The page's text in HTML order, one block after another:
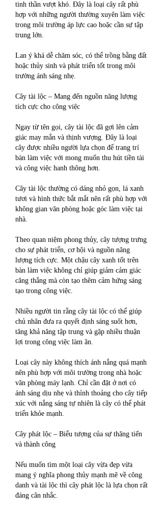
tinh thần vượt khó. Đây là loại cây rất phù
hợp với những người thường xuyên làm việc
trong môi trường áp lực cao hoặc cần sự tập
trung lớn.
Lan ý khá dễ chăm sóc, có thể trồng bằng đất
hoặc thủy sinh và phát triển tốt trong môi
trường ánh sáng nhẹ.
Cây tài lộc – Mang đến nguồn năng lượng
tích cực cho công việc
Ngay từ tên gọi, cây tài lộc đã gợi lên cảm
giác may mắn và thịnh vượng. Đây là loại
cây được nhiều người lựa chọn để trang trí
bàn làm việc với mong muốn thu hút tiền tài
và công việc hanh thông hơn.
Cây tài lộc thường có dáng nhỏ gọn, lá xanh
tươi và hình thức bắt mắt nên rất phù hợp với
không gian văn phòng hoặc góc làm việc tại
nhà.
Theo quan niệm phong thủy, cây tượng trưng
cho sự phát triển, cơ hội và nguồn năng
lượng tích cực. Một chậu cây xanh tốt trên
bàn làm việc không chỉ giúp giảm cảm giác
căng thẳng mà còn tạo thêm cảm hứng sáng
tạo trong công việc.
Nhiều người tin rằng cây tài lộc có thể giúp
chủ nhân đưa ra quyết định sáng suốt hơn,
tăng khả năng tập trung và gặp nhiều thuận
lợi trong công việc làm ăn.
Loại cây này không thích ánh nắng quá mạnh
nên phù hợp với môi trường trong nhà hoặc
văn phòng máy lạnh. Chỉ cần đặt ở nơi có
ánh sáng dịu nhẹ và thỉnh thoảng cho cây tiếp
xúc với nắng sáng tự nhiên là cây có thể phát
triển khỏe mạnh.
Cây phát lộc – Biểu tượng của sự thăng tiến
và thành công
Nếu muốn tìm một loại cây vừa đẹp vừa
mang ý nghĩa phong thủy mạnh mẽ về công
danh và tài lộc thì cây phát lộc là lựa chọn rất
đáng cân nhắc.